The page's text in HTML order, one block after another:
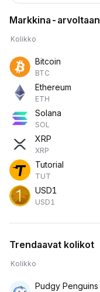
Markkina-
Kolikko
Bitcoin
BTC
Ethereum
ETH
Solana
SOL
XRP
XRP
Tutorial
TUT
USD1
USD1
Trendaavat kolikot
Kolikko
Pudgy Penguins